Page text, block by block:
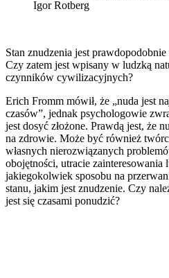
Igor Rotberg
Stan znudzenia jest
Czy zatem jest wpisany w ludzką
czynników cywilizacyjnych?
Erich Fromm mówił, że „nuda jest
czasów”, jednak psychologowie
jest dosyć złożone. Prawdą jest, że
na zdrowie. Może być również
własnych nierozwiązanych
obojętności, utracie zainteresowania
jakiegokolwiek sposobu na
stanu, jakim jest znudzenie. Czy
jest się czasami ponudzić?